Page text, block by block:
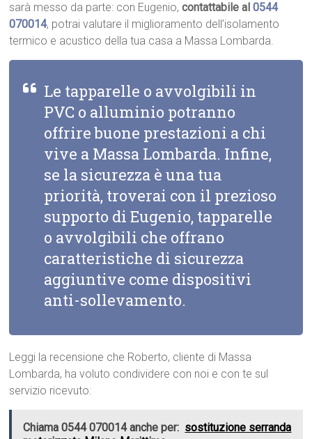
sarà messo da parte: con Eugenio,contattabile al0544
070014, potrai valutare il miglioramento dell’isolamento
termico e acustico della tua casa a Massa Lombarda.
Le tapparelle o avvolgibili in
PVC o alluminio potranno
offrire buone prestazioni a chi
vive a Massa Lombarda. Infine,
se la sicurezza è una tua
priorità, troverai con il prezioso
supporto di Eugenio, tapparelle
o avvolgibili che offrano
caratteristiche di sicurezza
aggiuntive come dispositivi
anti-sollevamento.
Leggi la recensione che Roberto, cliente di Massa
Lombarda, ha voluto condividere con noi e con te sul
servizio ricevuto:
Chiama 0544 070014 anche per: sostituzione serranda